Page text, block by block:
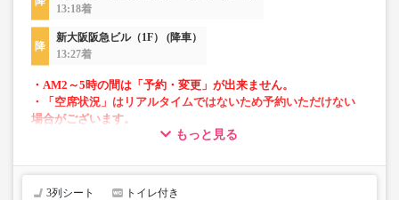
13:18着
新大阪阪急ビル（1F） (降車）
13:27着
・AM2～5時の間は「予約・変更」が出来ません。
・「空席状況」はリアルタイムではないため予約いただけない
場合がございます。
いません。
もっと見る
3列シート トイレ付き